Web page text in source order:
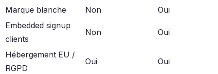
Marque blanche Non
Oui
Embedded signup
clients
Non Oui
Hébergement EU /
RGPD
Oui Oui